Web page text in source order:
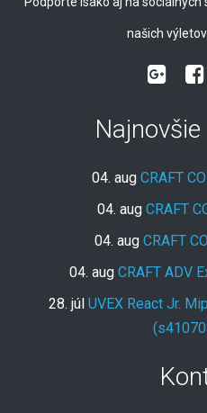
našich
04. aug CRAFT
04. aug CRAFT
04. aug CRAFT
04. aug CRAFT ADV
28. júl UVEX React Jr.